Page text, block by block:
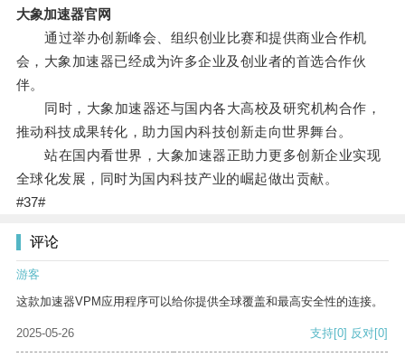
大象加速器官网
通过举办创新峰会、组织创业比赛和提供商业合作机
会，大象加速器已经成为许多企业及创业者的首选合作伙
伴。
同时，大象加速器还与国内各大高校及研究机构合作，
推动科技成果转化，助力国内科技创新走向世界舞台。
站在国内看世界，大象加速器正助力更多创新企业实现
全球化发展，同时为国内科技产业的崛起做出贡献。
#37#
评论
游客
这款加速器VPM应用程序可以给你提供全球覆盖和最高安全性的连接。
2025-05-26 支持[0] 反对[0]